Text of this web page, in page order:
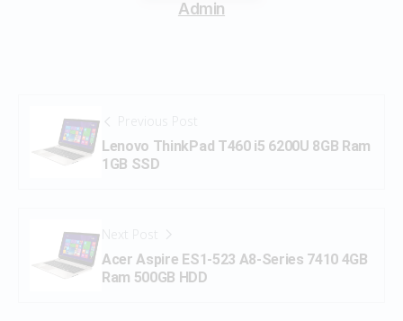
Admin
Previous Post
Lenovo ThinkPad T460 i5 6200U 8GB Ram
1GB SSD
Next Post
Acer Aspire ES1-523 A8-Series 7410 4GB
Ram 500GB HDD